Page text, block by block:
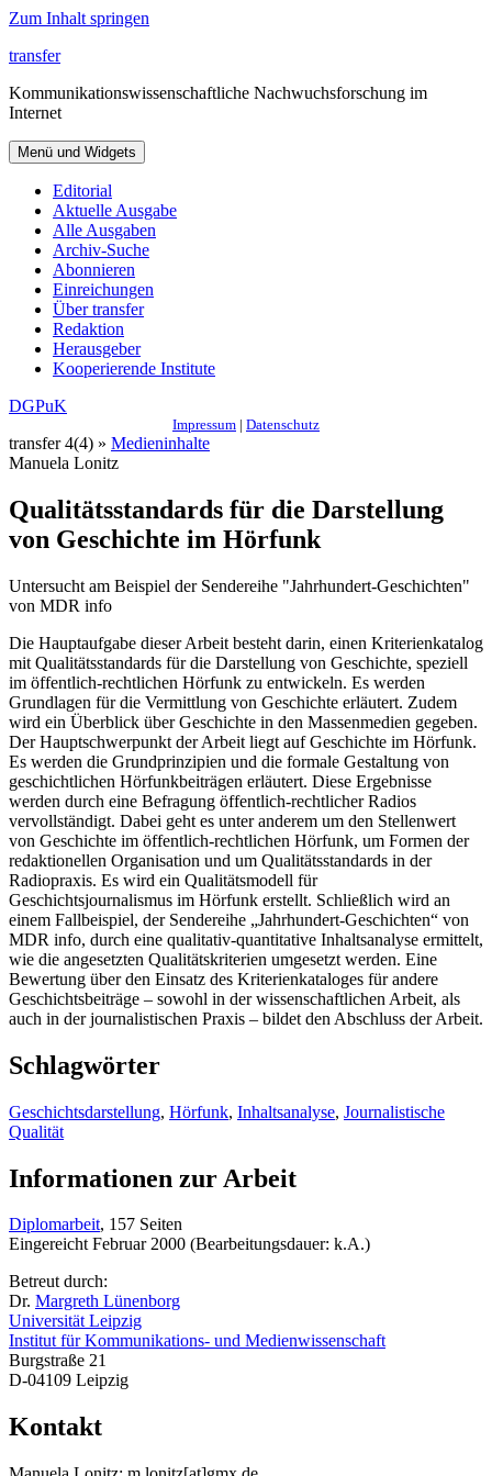
Zum Inhalt springen
transfer
Kommunikationswissenschaftliche Nachwuchsforschung im
Internet
Menü und Widgets
Editorial
Aktuelle Ausgabe
Alle Ausgaben
Archiv-Suche
Abonnieren
Einreichungen
Über transfer
Redaktion
Herausgeber
Kooperierende Institute
DGPuK
Impressum | Datenschutz
transfer 4(4) » Medieninhalte
Manuela Lonitz
Qualitätsstandards für die Darstellung
von Geschichte im Hörfunk
Untersucht am Beispiel der Sendereihe "Jahrhundert-Geschichten"
von MDR info
Die Hauptaufgabe dieser Arbeit besteht darin, einen Kriterienkatalog
mit Qualitätsstandards für die Darstellung von Geschichte, speziell
im öffentlich-rechtlichen Hörfunk zu entwickeln. Es werden
Grundlagen für die Vermittlung von Geschichte erläutert. Zudem
wird ein Überblick über Geschichte in den Massenmedien gegeben.
Der Hauptschwerpunkt der Arbeit liegt auf Geschichte im Hörfunk.
Es werden die Grundprinzipien und die formale Gestaltung von
geschichtlichen Hörfunkbeiträgen erläutert. Diese Ergebnisse
werden durch eine Befragung öffentlich-rechtlicher Radios
vervollständigt. Dabei geht es unter anderem um den Stellenwert
von Geschichte im öffentlich-rechtlichen Hörfunk, um Formen der
redaktionellen Organisation und um Qualitätsstandards in der
Radiopraxis. Es wird ein Qualitätsmodell für
Geschichtsjournalismus im Hörfunk erstellt. Schließlich wird an
einem Fallbeispiel, der Sendereihe „Jahrhundert-Geschichten“ von
MDR info, durch eine qualitativ-quantitative Inhaltsanalyse ermittelt,
wie die angesetzten Qualitätskriterien umgesetzt werden. Eine
Bewertung über den Einsatz des Kriterienkataloges für andere
Geschichtsbeiträge – sowohl in der wissenschaftlichen Arbeit, als
auch in der journalistischen Praxis – bildet den Abschluss der Arbeit.
Schlagwörter
Geschichtsdarstellung, Hörfunk, Inhaltsanalyse, Journalistische
Qualität
Informationen zur Arbeit
Diplomarbeit, 157 Seiten
Eingereicht Februar 2000 (Bearbeitungsdauer: k.A.)
Betreut durch:
Dr. Margreth Lünenborg
Universität Leipzig
Institut für Kommunikations- und Medienwissenschaft
Burgstraße 21
D-04109 Leipzig
Kontakt